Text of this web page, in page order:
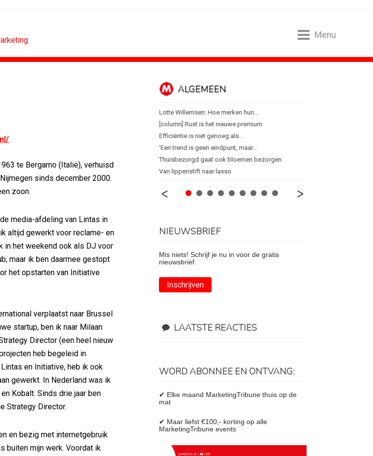
Menu
te Bergamo (Italië), verhuisd
sinds december 2000.
zoon.
media-afdeling van Lintas in
altijd gewerkt voor reclame- en
in het weekend ook als DJ voor
maar ik ben daarmee gestopt
het opstarten van Initiative
verplaatst naar Brussel
startup, ben ik naar Milaan
Director (een heel nieuw
heb begeleid in
en Initiative, heb ik ook
gewerkt. In Nederland was ik
Kobalt. Sinds drie jaar ben
Strategy Director.
en bezig met internetgebruik
buiten mijn werk. Voordat ik
Olympisch schaatsen in Thialf biedt...
Lego laat opnieuw Formule 1-coureurs...
ALGEMEEN
Lotte Willemsen: Hoe merken hun...
[column] Rust is het nieuwe premium
Efficiëntie is niet genoeg als...
'Een trend is geen eindpunt, maar...
Thuisbezorgd gaat ook bloemen bezorgen
Van lippenstift naar lasso
NIEUWSBRIEF
Mis niets! Schrijf je nu in voor de gratis
nieuwsbrief.
Inschrijven
LAATSTE REACTIES
WORD ABONNEE EN ONTVANG:
✔ Elke maand MarketingTribune thuis op de
mat
✔ Maar liefst €100,- korting op alle
MarketingTribune events